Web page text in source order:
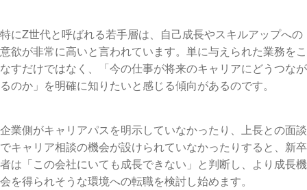
特にZ世代と呼ばれる若手層は、自己成長やスキルアップへの
意欲が非常に高いと言われています。単に与えられた業務をこ
なすだけではなく、「今の仕事が将来のキャリアにどうつなが
るのか」を明確に知りたいと感じる傾向があるのです。
企業側がキャリアパスを明示していなかったり、上長との面談
でキャリア相談の機会が設けられていなかったりすると、新卒
者は「この会社にいても成長できない」と判断し、より成長機
会を得られそうな環境への転職を検討し始めます。